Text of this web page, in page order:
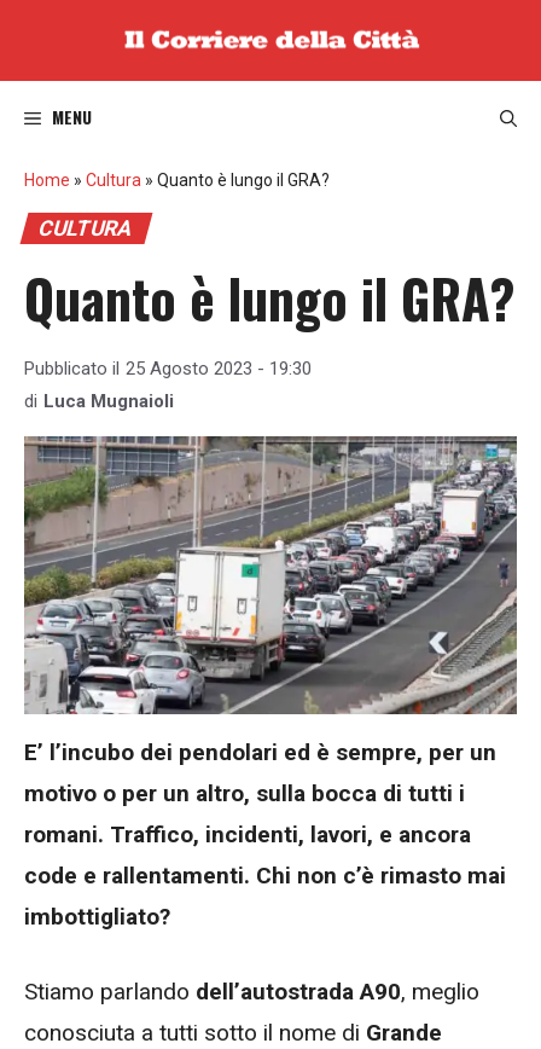
MENU
Home » Cultura » Quanto è lungo il GRA?
CULTURA
Quanto è lungo il GRA?
Pubblicato il 25 Agosto 2023 - 19:30
di Luca Mugnaioli
E’ l’incubo dei pendolari ed è sempre, per un
motivo o per un altro, sulla bocca di tutti i
romani. Traffico, incidenti, lavori, e ancora
code e rallentamenti. Chi non c’è rimasto mai
imbottigliato?
Stiamo parlando dell’autostrada A90, meglio
conosciuta a tutti sotto il nome di Grande